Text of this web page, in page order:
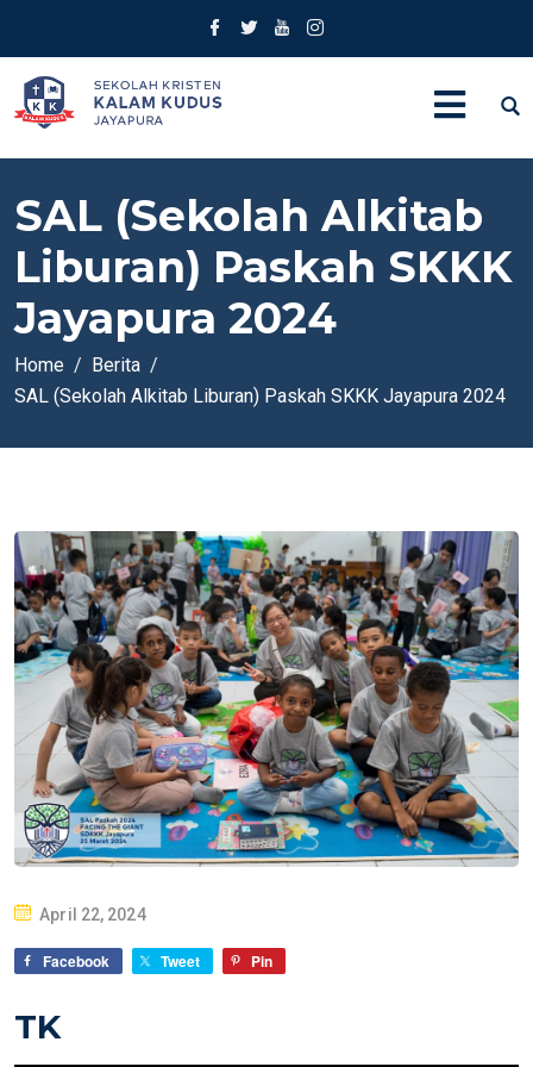
SAL (Sekolah Alkitab
Liburan) Paskah SKKK
Jayapura 2024
Home
Berita
SAL (Sekolah Alkitab Liburan) Paskah SKKK Jayapura 2024
P
S
E
April 22, 2024
Facebook Tweet Pin
TK